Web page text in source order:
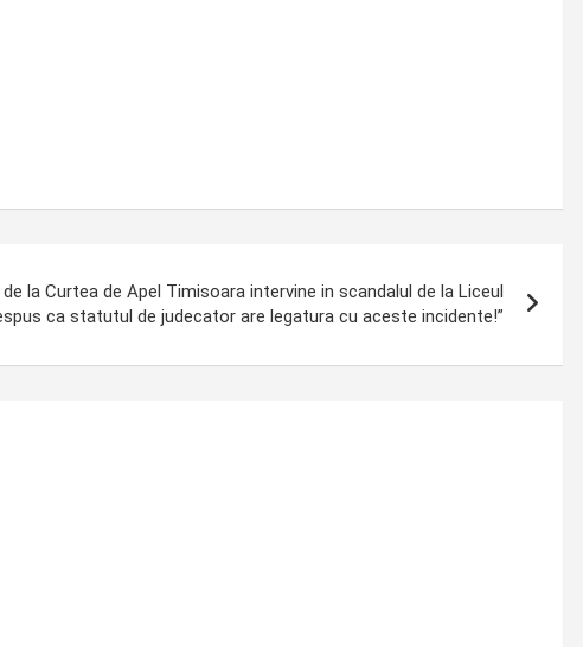
la Curtea de Apel Timisoara intervine in scandalul de la Liceul
ca statutul de judecator are legatura cu aceste incidente!”